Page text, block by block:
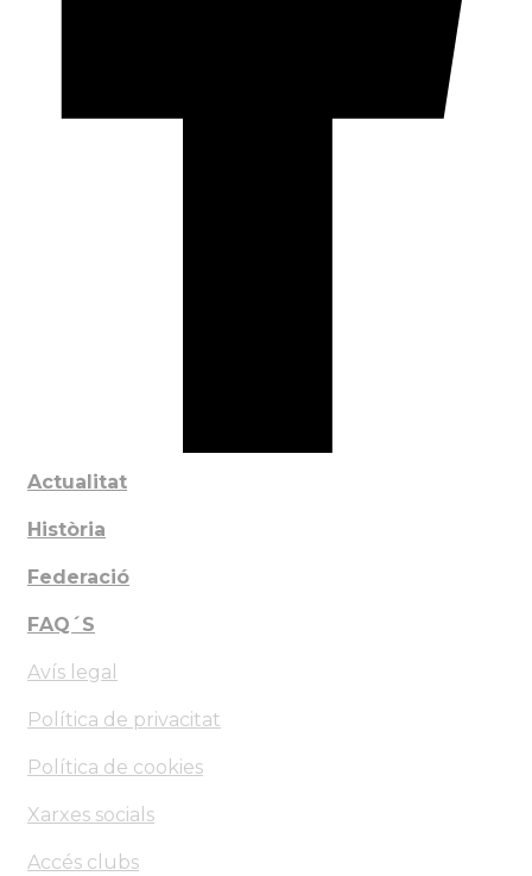
Actualitat
Història
Federació
FAQ´S
Avís legal
Política de privacitat
Política de cookies
Xarxes socials
Accés clubs